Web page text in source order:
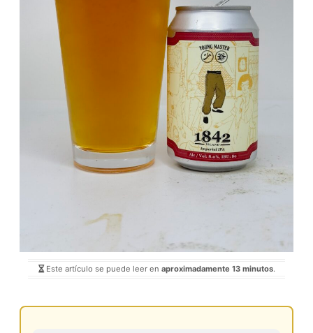
Este artículo se puede leer en aproximadamente 13 minutos.